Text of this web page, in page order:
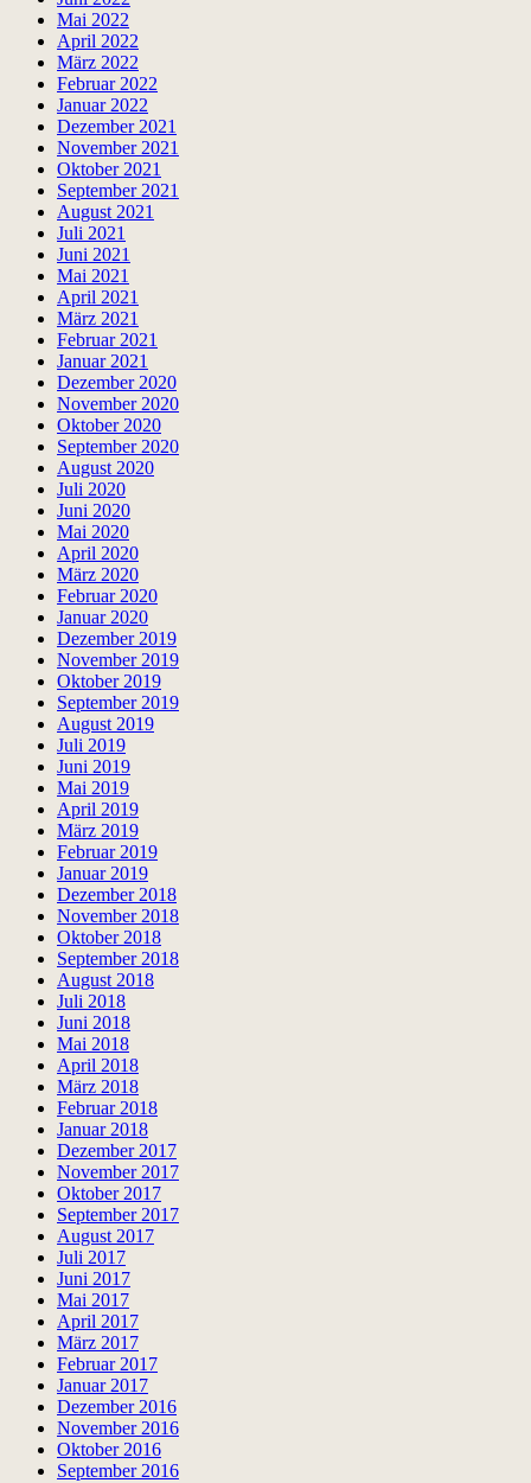
Mai 2022
April 2022
März 2022
Februar 2022
Januar 2022
Dezember 2021
November 2021
Oktober 2021
September 2021
August 2021
Juli 2021
Juni 2021
Mai 2021
April 2021
März 2021
Februar 2021
Januar 2021
Dezember 2020
November 2020
Oktober 2020
September 2020
August 2020
Juli 2020
Juni 2020
Mai 2020
April 2020
März 2020
Februar 2020
Januar 2020
Dezember 2019
November 2019
Oktober 2019
September 2019
August 2019
Juli 2019
Juni 2019
Mai 2019
April 2019
März 2019
Februar 2019
Januar 2019
Dezember 2018
November 2018
Oktober 2018
September 2018
August 2018
Juli 2018
Juni 2018
Mai 2018
April 2018
März 2018
Februar 2018
Januar 2018
Dezember 2017
November 2017
Oktober 2017
September 2017
August 2017
Juli 2017
Juni 2017
Mai 2017
April 2017
März 2017
Februar 2017
Januar 2017
Dezember 2016
November 2016
Oktober 2016
September 2016